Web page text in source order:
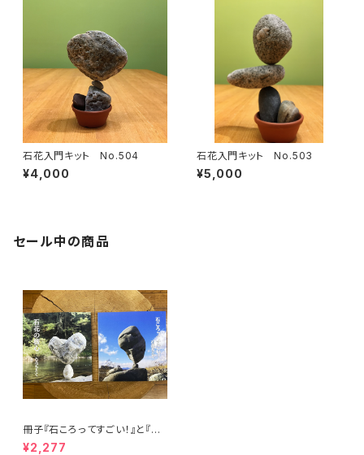
石花入門キット No.504
¥4,000
石花入門キット No.503
¥5,000
セール中の商品
冊子『石ころってすごい！』と『石
花の核心』のセット
¥2,277